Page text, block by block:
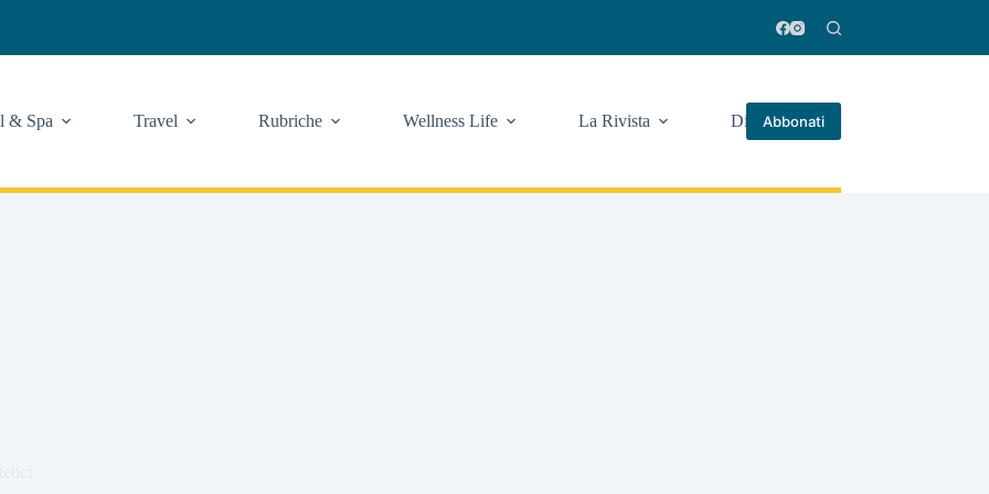
& Spa Travel Rubriche Wellness Life La Rivista Di piùAbbonati